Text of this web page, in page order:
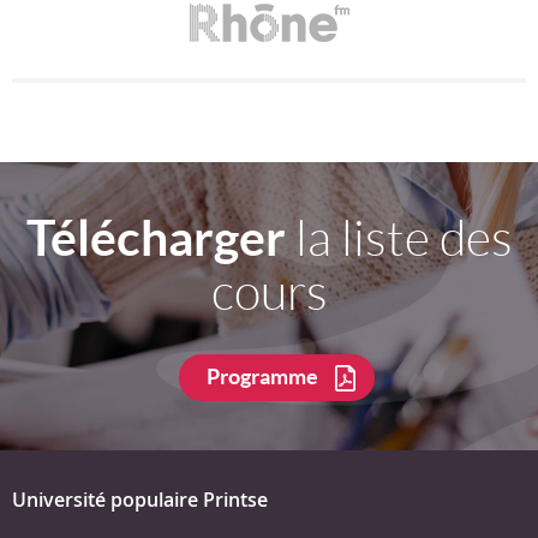
Téléchargerla liste des
cours
Programme
Université populaire Printse